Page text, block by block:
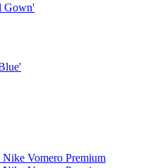
Gown'